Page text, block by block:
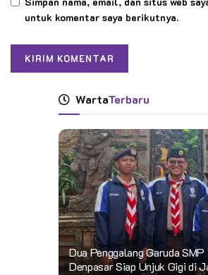
untuk komentar saya berikutnya.
WartaTerbaru
Dua Penggalang Garuda
Denpasar Siap Unjuk Gigi di